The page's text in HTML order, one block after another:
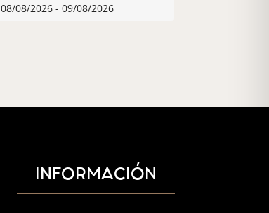
08/08/2026 - 09/08/2026
INFORMACIÓN